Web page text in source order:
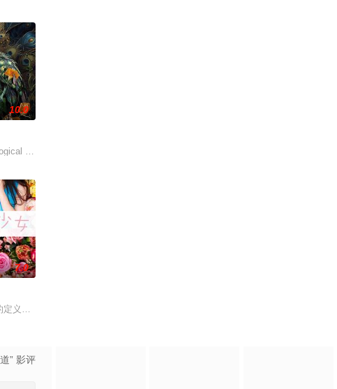
自一人踏上穿越西德克萨斯州的
10.0
drama set ag
求自己的音乐梦想，并走出了困
7.0
义，它是梦开始的地方，没有深思熟虑，只有最单纯的坚定，然而，
” 影评